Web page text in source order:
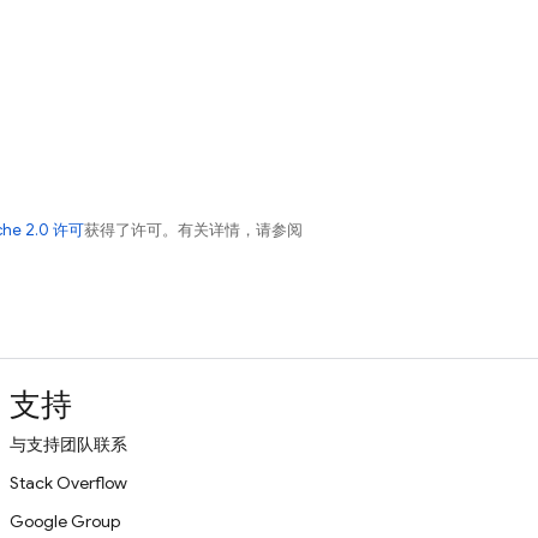
2.0 许可获得了许可。有关详情，请参阅
支持
与支持团队联系
Stack Overflow
Google Group